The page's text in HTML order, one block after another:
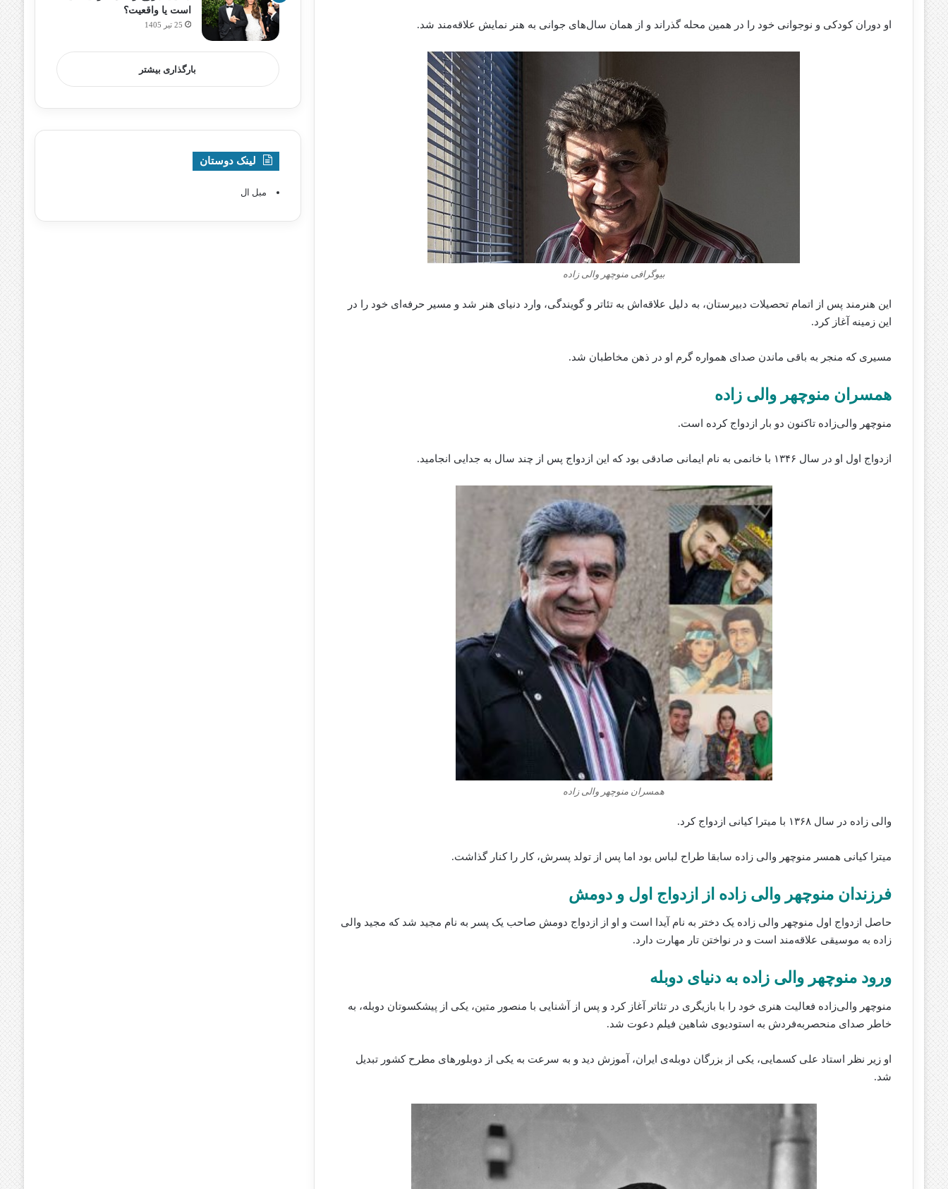
او دوران کودکی و نوجوانی خود را در همین محله گذراند و از همان سال‌های جوانی به هنر نمایش علاقه‌مند شد.
بیوگرافی منوچهر والی‌ زاده
این هنرمند پس از اتمام تحصیلات دبیرستان، به‌ دلیل علاقه‌اش به تئاتر و گویندگی، وارد دنیای هنر شد و مسیر حرفه‌ای خود را در
این زمینه آغاز کرد.
مسیری که منجر به باقی ماندن صدای همواره گرم او در ذهن مخاطبان شد.
همسران منوچهر والی زاده
منوچهر والی‌زاده تاکنون دو بار ازدواج کرده است.
ازدواج اول او در سال ۱۳۴۶ با خانمی به نام ایمانی صادقی بود که این ازدواج پس از چند سال به جدایی انجامید.
همسران منوچهر والی زاده
والی‌ زاده در سال ۱۳۶۸ با میترا کیانی ازدواج کرد.
میترا کیانی همسر منوچهر والی زاده سابقا طراح لباس بود اما پس از تولد پسرش، کار را کنار گذاشت.
فرزندان منوچهر والی زاده از ازدواج اول و دومش
حاصل ازدواج اول منوچهر والی زاده یک دختر به نام آیدا است و او از ازدواج دومش صاحب یک پسر به نام مجید شد که مجید والی‌
زاده به موسیقی علاقه‌مند است و در نواختن تار مهارت دارد.
ورود منوچهر والی زاده به دنیای دوبله
منوچهر والی‌زاده فعالیت هنری خود را با بازیگری در تئاتر آغاز کرد و پس از آشنایی با منصور متین، یکی از پیشکسوتان دوبله، به
خاطر صدای منحصربه‌فردش به استودیوی شاهین فیلم دعوت شد.
او زیر نظر استاد علی کسمایی، یکی از بزرگان دوبله‌ی ایران، آموزش دید و به‌ سرعت به یکی از دوبلورهای مطرح کشور تبدیل
شد.
است یا واقعیت؟
25 تیر 1405
بارگذاری بیشتر
لینک دوستان
مبل ال